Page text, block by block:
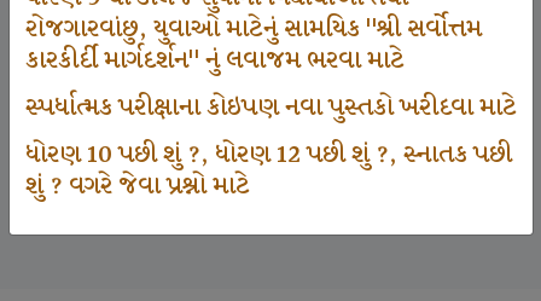
રોજગારવાંછુ, યુવાઓ માટેનું સામયિક "શ્રી સર્વોત્તમ
કારકીર્દી માર્ગદર્શન" નું લવાજમ ભરવા માટે
સ્પર્ધાત્મક પરીક્ષાના કોઇપણ નવા પુસ્તકો ખરીદવા માટે
ધોરણ 10 પછી શું ?, ધોરણ 12 પછી શું ?, સ્નાતક પછી
શું ? વગરે જેવા પ્રશ્નો માટે
Participate School In GKIQ
125000